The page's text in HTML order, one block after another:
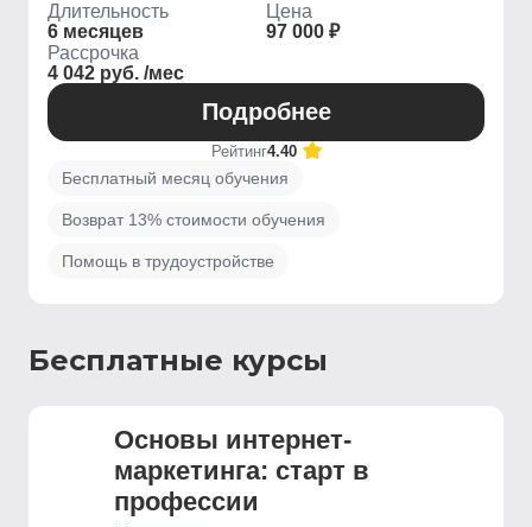
Длительность
6 месяцев
Цена
97 000 ₽
Рассрочка
4 042 руб. /мес
Подробнее
Рейтинг4.40
Бесплатный месяц обучения
Возврат 13% стоимости обучения
Помощь в трудоустройстве
Бесплатные курсы
Основы интернет-
маркетинга: старт в
профессии